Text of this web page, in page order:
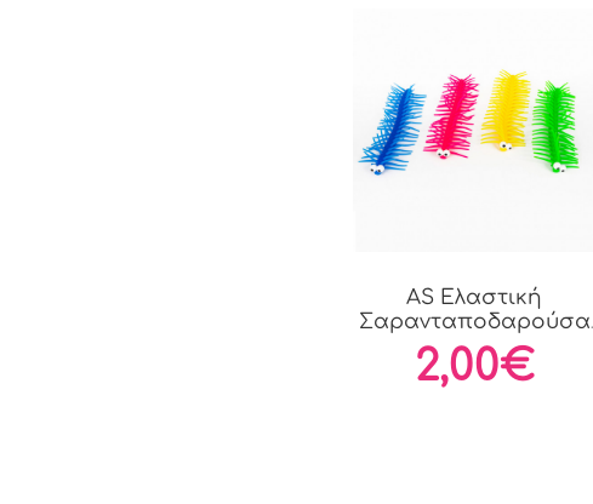
AS Ελαστική
Σαρανταποδαρούσα
Για 3+...
2,00€